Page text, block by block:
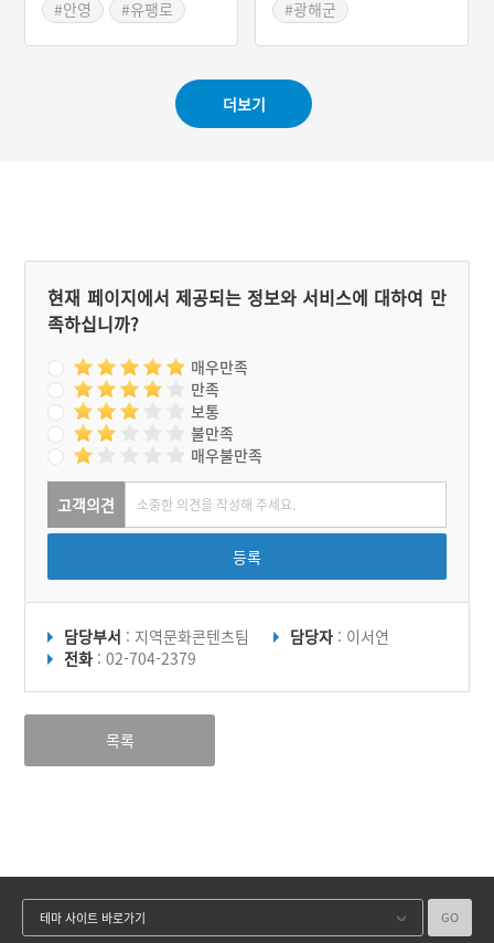
#안영
#유팽로
8일 만인 5월 2일 서울을 점
령하였다. 그리하여 조선은
2개월도 채 못 되어 온 국토
에 놓였다. 그러나 6월 이
후, 전국 각지에서 의병과
승병이 봉기하여 관군과 협
#광해군
#의주 천도
#명나라의 원병
더보기
현재 페이지에서 제공되는 정보와 서비스에 대하여 만
족하십니까?
매우만족
만족
보통
불만족
매우불만족
고객의견
등록
담당부서 : 지역문화콘텐츠팀 담당자 : 이서연
전화 : 02-704-2379
목록
테마 사이트 바로가기 GO